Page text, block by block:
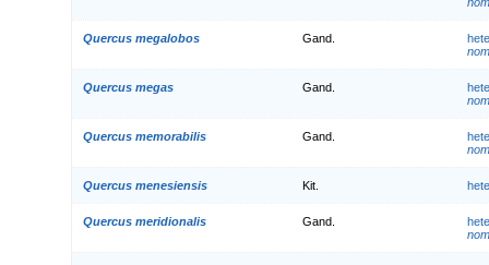
Quercus megalobos Gand.
Quercus megas Gand.
Quercus memorabilis Gand.
Quercus menesiensis Kit.
Quercus meridionalis Gand.